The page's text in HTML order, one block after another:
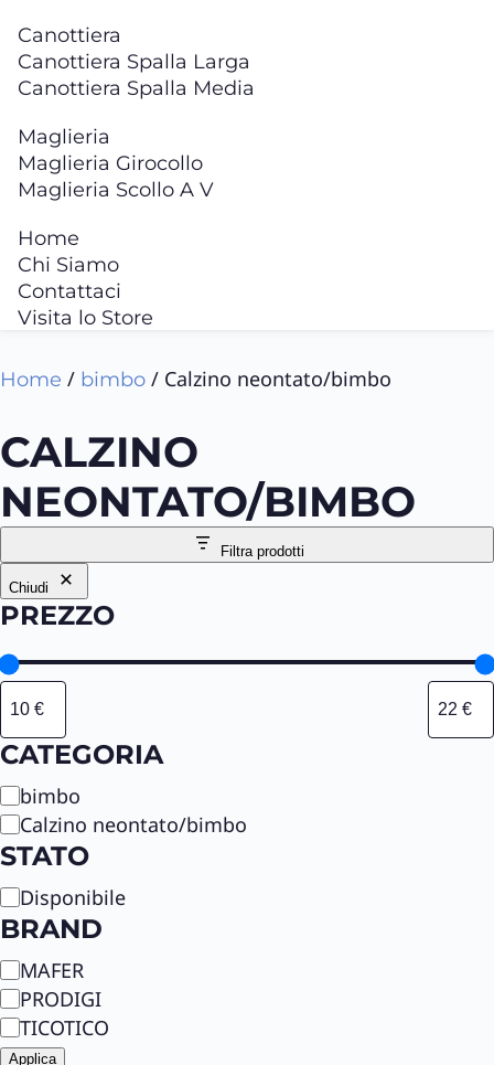
Canottiera
Canottiera Spalla Larga
Canottiera Spalla Media
Maglieria
Maglieria Girocollo
Maglieria Scollo A V
Home
Chi Siamo
Contattaci
Visita lo Store
Home / bimbo / Calzino neontato/bimbo
CALZINO
NEONTATO/BIMBO
Filtra prodotti
Chiudi
PREZZO
CATEGORIA
C
a
t
e
g
o
r
i
a
bimbo
Calzino neontato/bimbo
STATO
S
t
t
o
Disponibile
BRAND
B
r
a
n
MAFER
PRODIGI
TICOTICO
Applica